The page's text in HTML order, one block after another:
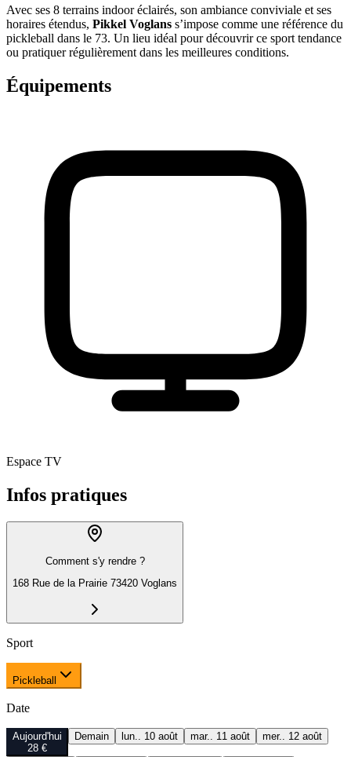
Avec ses 8 terrains indoor éclairés, son ambiance conviviale et ses
horaires étendus, Pikkel Voglans s’impose comme une référence du
pickleball dans le 73. Un lieu idéal pour découvrir ce sport tendance
ou pratiquer régulièrement dans les meilleures conditions.
Équipements
Espace TV
Infos pratiques
Comment s'y rendre ?
168 Rue de la Prairie 73420 Voglans
Sport
Pickleball
Date
Aujourd'hui
28 €
Demain lun.. 10 août mar.. 11 août mer.. 12 août